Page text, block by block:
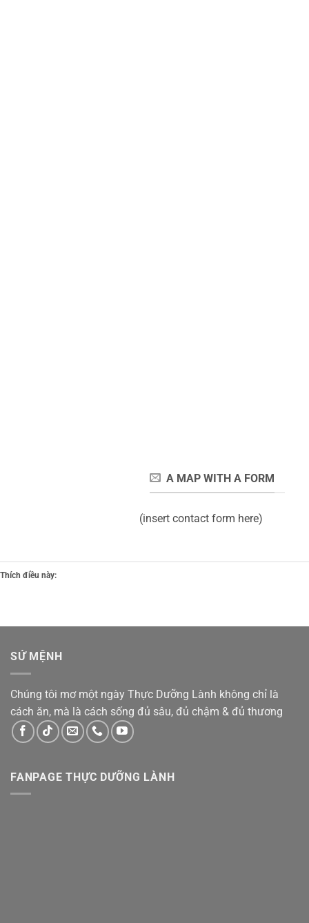
A MAP WITH A FORM
(insert contact form here)
Thích điều này:
SỨ MỆNH
Chúng tôi mơ một ngày Thực Dưỡng Lành không chỉ là
cách ăn, mà là cách sống đủ sâu, đủ chậm & đủ thương
FANPAGE THỰC DƯỠNG LÀNH